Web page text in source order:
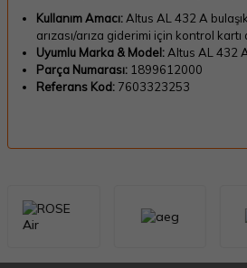
Kullanım Amacı:Altus AL 432 A
arızası/arıza giderimi için kontrol kartı
Uyumlu Marka & Model:Altus AL 432
Parça Numarası: 1899612000
Referans Kod: 7603323253